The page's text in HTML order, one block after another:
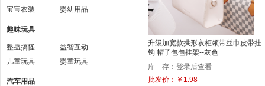
宝宝衣装
婴幼用品
趣味玩具
整蛊搞怪
益智互动
儿童玩具
婴童玩具
汽车用品
升级加宽款拱形衣柜领带丝巾皮带挂
钩 帽子包包挂架--灰色
库 存：登录后查看
批发价：￥1.98